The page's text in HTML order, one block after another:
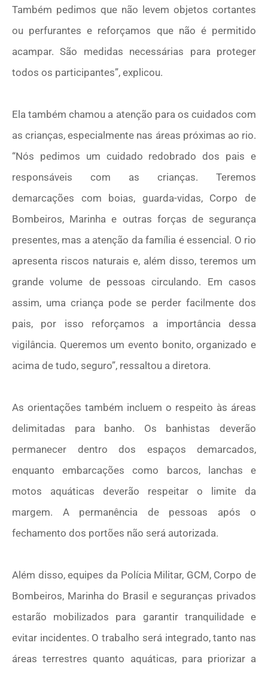
Também pedimos que não levem objetos cortantes
ou perfurantes e reforçamos que não é permitido
acampar. São medidas necessárias para proteger
todos os participantes”, explicou.
Ela também chamou a atenção para os cuidados com
as crianças, especialmente nas áreas próximas ao rio.
“Nós pedimos um cuidado redobrado dos pais e
responsáveis com as crianças. Teremos
demarcações com boias, guarda-vidas, Corpo de
Bombeiros, Marinha e outras forças de segurança
presentes, mas a atenção da família é essencial. O rio
apresenta riscos naturais e, além disso, teremos um
grande volume de pessoas circulando. Em casos
assim, uma criança pode se perder facilmente dos
pais, por isso reforçamos a importância dessa
vigilância. Queremos um evento bonito, organizado e
acima de tudo, seguro”, ressaltou a diretora.
As orientações também incluem o respeito às áreas
delimitadas para banho. Os banhistas deverão
permanecer dentro dos espaços demarcados,
enquanto embarcações como barcos, lanchas e
motos aquáticas deverão respeitar o limite da
margem. A permanência de pessoas após o
fechamento dos portões não será autorizada.
Além disso, equipes da Polícia Militar, GCM, Corpo de
Bombeiros, Marinha do Brasil e seguranças privados
estarão mobilizados para garantir tranquilidade e
evitar incidentes. O trabalho será integrado, tanto nas
áreas terrestres quanto aquáticas, para priorizar a